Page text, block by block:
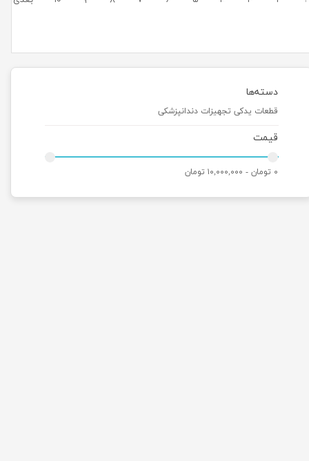
دسته‌ها
قطعات یدکی تجهیزات دندانپزشکی
قیمت
۰ تومان - ۱۰,۰۰۰,۰۰۰ تومان